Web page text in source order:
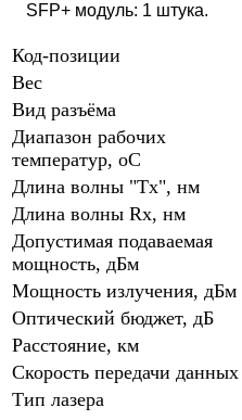
SFP+ модуль: 1 штука.
Код-позиции
Вес
Вид разъёма
Диапазон рабочих
температур, oC
Длина волны "Tx", нм
Длина волны Rx, нм
Допустимая подаваемая
мощность, дБм
Мощность излучения, дБм
Оптический бюджет, дБ
Расстояние, км
Скорость передачи данных
Тип лазера